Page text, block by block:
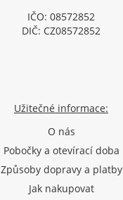
IČO: 08572852
DIČ: CZ08572852
Užitečné informace:
O nás
Pobočky a otevírací doba
Způsoby dopravy a platby
Jak nakupovat